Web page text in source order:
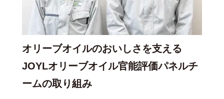
オリーブオイルのおいしさを支える
JOYLオリーブオイル官能評価パネルチ
ームの取り組み